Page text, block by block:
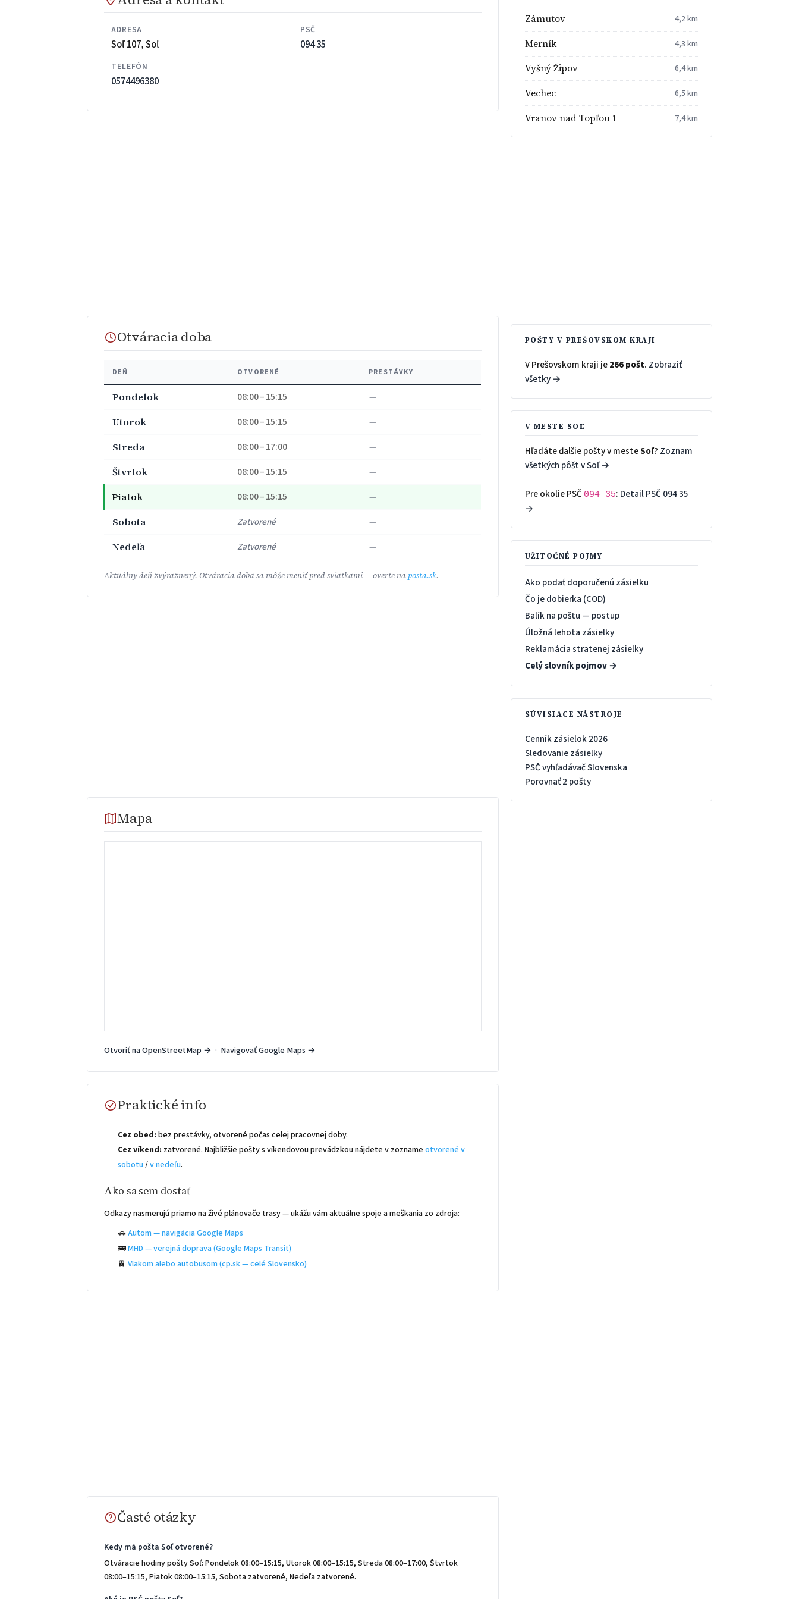
ADRESA
Soľ 107, Soľ
PSČ
094 35
TELEFÓN
0574496380
Otváracia doba
DEŇ OTVORENÉ PRESTÁVKY
Pondelok 08:00 – 15:15
—
Utorok
08:00 – 15:15
—
Streda
08:00 – 17:00
—
Štvrtok
08:00 – 15:15
—
Piatok
08:00 – 15:15
—
Sobota
Zatvorené
—
Nedeľa
Zatvorené —
Aktuálny deň zvýraznený. Otváracia doba sa môže meniť pred sviatkami — overte na posta.sk.
Mapa
Otvoriť na OpenStreetMap → · Navigovať Google Maps →
Praktické info
Cez obed: bez prestávky, otvorené počas celej pracovnej doby.
Cez víkend: zatvorené. Najbližšie pošty s víkendovou prevádzkou nájdete v zozname otvorené v
sobotu /v nedeľu.
Ako sa sem dostať
Odkazy nasmerujú priamo na živé plánovače trasy — ukážu vám aktuálne spoje a meškania zo zdroja:
🚗Autom — navigácia Google Maps
🚌MHD — verejná doprava (Google Maps Transit)
🚆 Vlakom alebo autobusom (cp.sk — celé Slovensko)
Časté otázky
Kedy má pošta Soľ otvorené?
Otváracie hodiny pošty Soľ: Pondelok 08:00–15:15, Utorok 08:00–15:15, Streda 08:00–17:00, Štvrtok
08:00–15:15, Piatok 08:00–15:15, Sobota zatvorené, Nedeľa zatvorené.
Zámutov 4,2 km
Merník 4,3 km
Vyšný Žipov 6,4 km
Vechec 6,5 km
Vranov nad Topľou 1 7,4 km
POŠTY V PREŠOVSKOM KRAJI
V Prešovskom kraji je266 pošt. Zobraziť
všetky →
V MESTE SOĽ
Hľadáte ďalšie pošty v mesteSoľ? Zoznam
všetkých pôšt v Soľ →
Pre okolie PSČ 094 35: Detail PSČ 094 35
→
UŽITOČNÉ POJMY
Ako podať doporučenú zásielku
Čo je dobierka (COD)
Balík na poštu — postup
Úložná lehota zásielky
Reklamácia stratenej zásielky
Celý slovník pojmov →
SÚVISIACE NÁSTROJE
Cenník zásielok 2026
Sledovanie zásielky
PSČ vyhľadávač Slovenska
Porovnať 2 pošty